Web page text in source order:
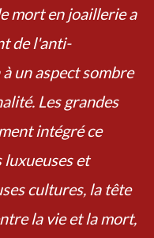
mort en joaillerie a
de l'anti-
un aspect sombre
Les grandes
intégré ce
luxueuses et
cultures, la tête
la vie et la mort,